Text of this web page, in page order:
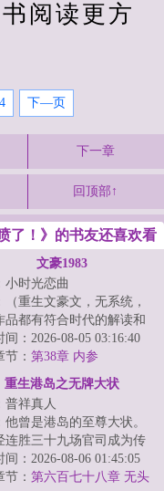
阅读更方
4 下—页
下一章
回顶部↑
了！》的书友还喜欢看
文豪1983
小时光恋曲
（重生文豪文，无系统，
品都有符合时代的解读和
六十岁的余切就坐在那
情的目光望...
间：2026-08-05 03:16:40
： 第38章 内参
重生港岛之无牌大状
普祥真人
他曾是港岛的至尊大状。
连胜三十九场官司成为传
事业有成亿万身家。他众
千夫所指...
间：2026-08-06 01:45:05
： 第六百七十八章 无头